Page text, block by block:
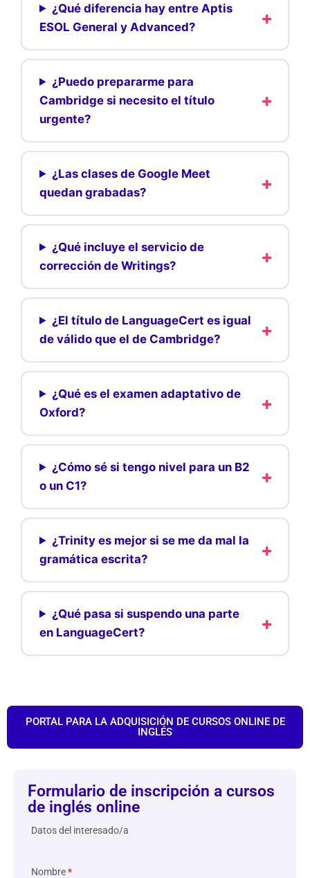
¿Qué diferencia hay entre Aptis
ESOL General y Advanced?
¿Puedo prepararme para
Cambridge si necesito el título
urgente?
¿Las clases de Google Meet
quedan grabadas?
¿Qué incluye el servicio de
corrección de Writings?
¿El título de LanguageCert es igual
de válido que el de Cambridge?
¿Qué es el examen adaptativo de
Oxford?
¿Cómo sé si tengo nivel para un B2
o un C1?
¿Trinity es mejor si se me da mal la
gramática escrita?
¿Qué pasa si suspendo una parte
en LanguageCert?
PORTAL PARA LA ADQUISICIÓN DE CURSOS ONLINE DE
INGLÉS
Formulario de inscripción a cursos
de inglés online
Datos del interesado/a
Nombre*